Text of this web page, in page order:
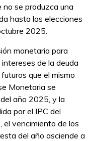
no se produzca una
hasta las elecciones
2025.
monetaria para
de la deuda
que el mismo
Monetaria se
año 2025, y la
por el IPC del
el vencimiento de los
del año asciende a